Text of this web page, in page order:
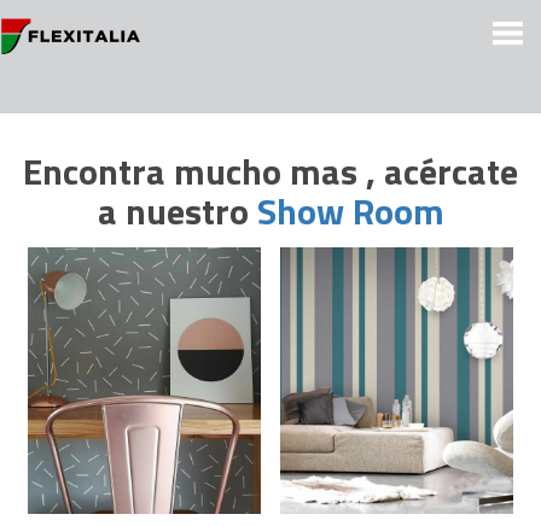
Encontra mucho mas , acércate
a nuestroShow Room